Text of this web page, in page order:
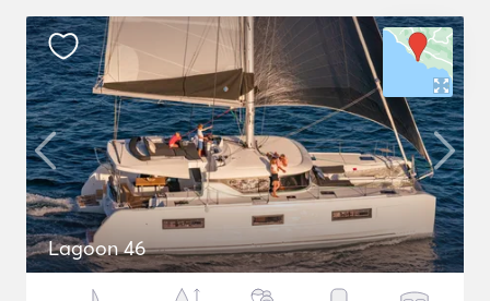
Lagoon 46